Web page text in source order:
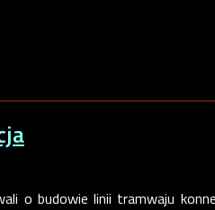
o budowie linii tramwaju